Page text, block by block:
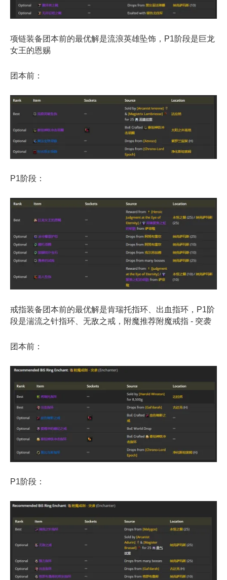
项链装备团本前的最优解是流浪英雄坠饰，P1阶段是巨龙
女王的恩赐
团本前：
P1阶段：
戒指装备团本前的最优解是肯瑞托指环、出血指环，P1阶
段是湍流之针指环、无敌之戒，附魔推荐附魔戒指 - 突袭
团本前：
P1阶段：